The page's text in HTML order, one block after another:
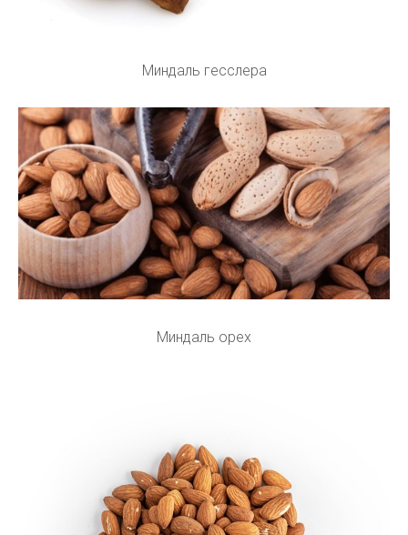
Миндаль гесслера
Миндаль орех